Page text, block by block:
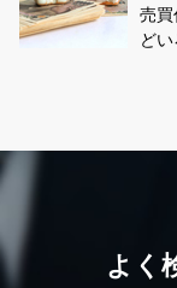
売買
ど
よく